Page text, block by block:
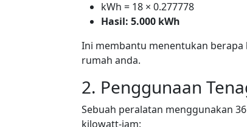
kWh = 18 × 0.277778
Hasil: 5.000 kWh
Ini membantu menentukan berapa
rumah anda.
2. Penggunaan
Sebuah peralatan menggunakan
kilowatt-jam: